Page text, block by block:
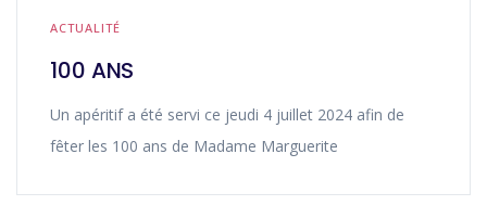
ACTUALITÉ
100 ANS
Un apéritif a été servi ce jeudi 4 juillet 2024 afin de
fêter les 100 ans de Madame Marguerite